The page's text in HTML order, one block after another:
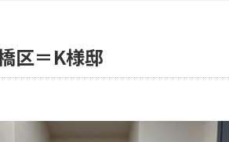
区＝K様邸